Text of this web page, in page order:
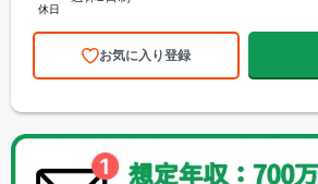
休日
お気に入り登録